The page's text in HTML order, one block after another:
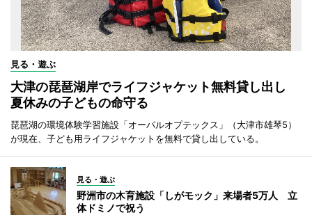
見る・遊ぶ
大津の琵琶湖岸でライフジャケット無料貸し出し
夏休みの子どもの命守る
琵琶湖の環境体験学習施設「オーパルオプテックス」（大津市雄琴5）
が現在、子ども用ライフジャケットを無料で貸し出している。
見る・遊ぶ
野洲市の木育施設「しがモック」来場者5万人 立
体ドミノで祝う